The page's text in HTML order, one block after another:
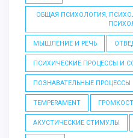
ОБЩАЯ ПСИХОЛОГИЯ,
МЫШЛЕНИЕ И РЕЧЬ
ПСИХИЧЕСКИЕ ПРОЦЕССЫ И
ПОЗНАВАТЕЛЬНЫЕ ПРОЦЕССЫ
TEMPERAMENT
АКУСТИЧЕСКИЕ СТИМУЛЫ